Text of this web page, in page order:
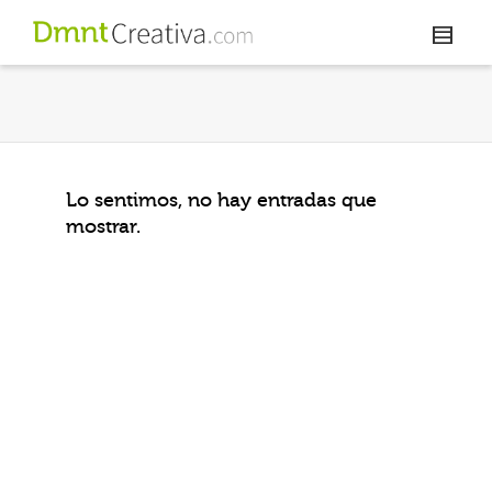
Lo sentimos, no hay entradas que
mostrar.